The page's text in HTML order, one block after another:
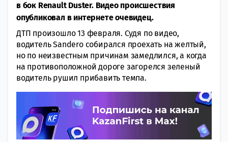
в бок Renault Duster. Видео происшествия
опубликовал в интернете очевидец.
ДТП произошло 13 февраля. Судя по видео,
водитель Sandero собирался проехать на желтый,
но по неизвестным причинам замедлился, а когда
на противоположной дороге загорелся зеленый
водитель рушил прибавить темпа.